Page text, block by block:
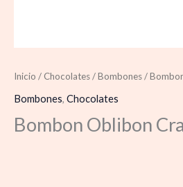
Inicio / Chocolates/Bombones/
Bombones, Chocolates
Bombon Oblibon